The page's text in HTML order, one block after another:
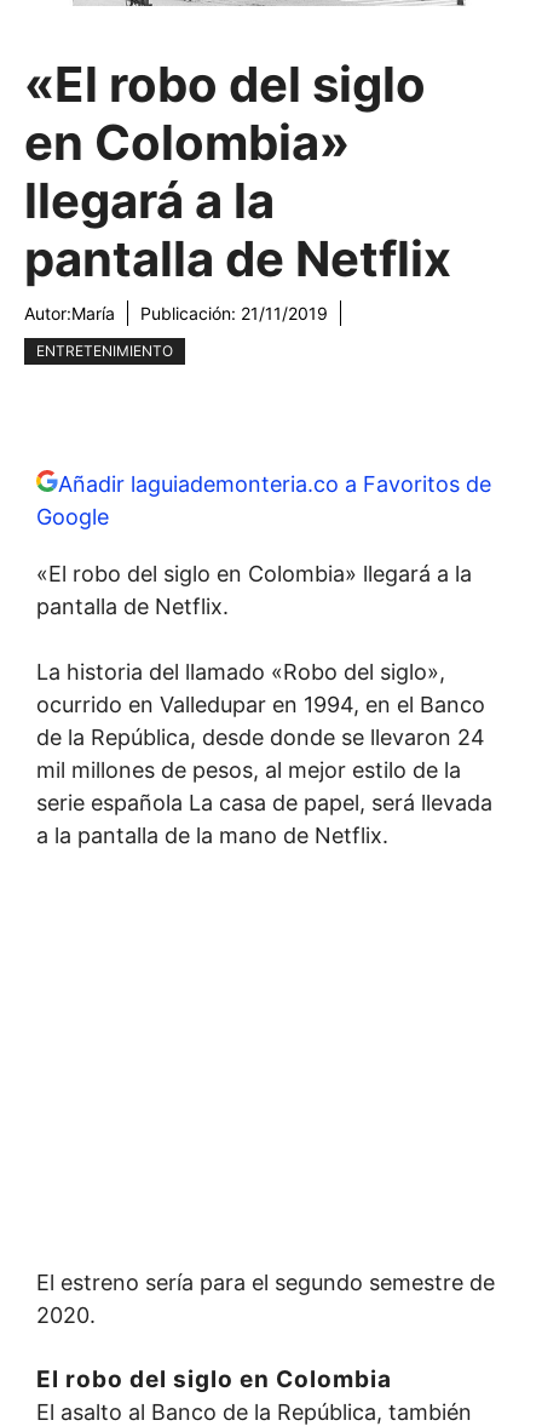
«El robo del siglo
en Colombia»
llegará a la
pantalla de Netflix
Autor:María Publicación: 21/11/2019
ENTRETENIMIENTO
Añadir laguiademonteria.co a Favoritos de
Google
«El robo del siglo en Colombia» llegará a la
pantalla de Netflix.
La historia del llamado «Robo del siglo»,
ocurrido en Valledupar en 1994, en el Banco
de la República, desde donde se llevaron 24
mil millones de pesos, al mejor estilo de la
serie española La casa de papel, será llevada
a la pantalla de la mano de Netflix.
El estreno sería para el segundo semestre de
2020.
El robo del siglo en Colombia
El asalto al Banco de la República, también